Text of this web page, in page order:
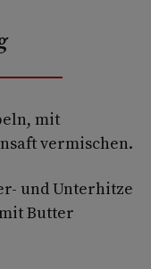
mit
vermischen.
und Unterhitze
Butter